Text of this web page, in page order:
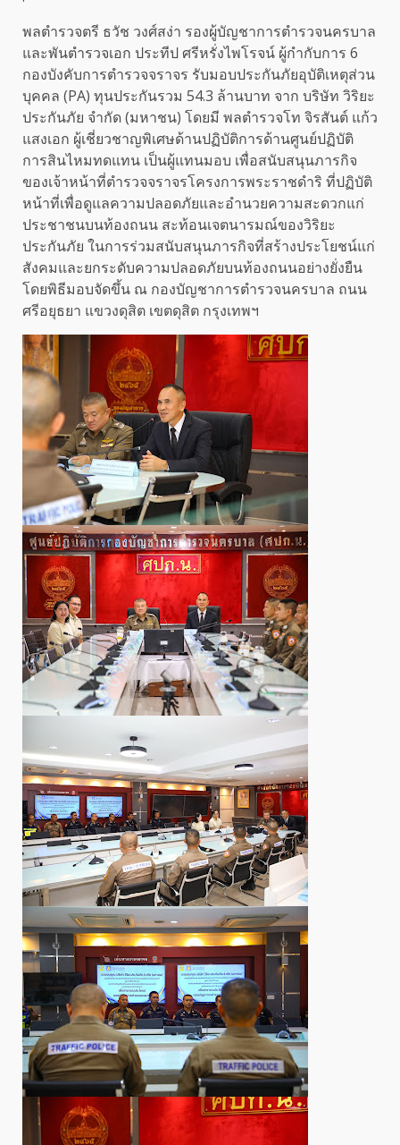
พลตำรวจตรี ธวัช วงศ์สง่า รองผู้บัญชาการตำรวจนครบาล
และพันตำรวจเอก ประทีป ศรีหรั่งไพโรจน์ ผู้กำกับการ 6
กองบังคับการตำรวจจราจร รับมอบประกันภัยอุบัติเหตุส่วน
บุคคล (PA) ทุนประกันรวม 54.3 ล้านบาท จาก บริษัท วิริยะ
ประกันภัย จำกัด (มหาชน) โดยมี พลตำรวจโท จิรสันต์ แก้ว
แสงเอก ผู้เชี่ยวชาญพิเศษด้านปฏิบัติการด้านศูนย์ปฏิบัติ
การสินไหมทดแทน เป็นผู้แทนมอบ เพื่อสนับสนุนภารกิจ
ของเจ้าหน้าที่ตำรวจจราจรโครงการพระราชดำริ ที่ปฏิบัติ
หน้าที่เพื่อดูแลความปลอดภัยและอำนวยความสะดวกแก่
ประชาชนบนท้องถนน สะท้อนเจตนารมณ์ของวิริยะ
ประกันภัย ในการร่วมสนับสนุนภารกิจที่สร้างประโยชน์แก่
สังคมและยกระดับความปลอดภัยบนท้องถนนอย่างยั่งยืน
โดยพิธีมอบจัดขึ้น ณ กองบัญชาการตำรวจนครบาล ถนน
ศรีอยุธยา แขวงดุสิต เขตดุสิต กรุงเทพฯ